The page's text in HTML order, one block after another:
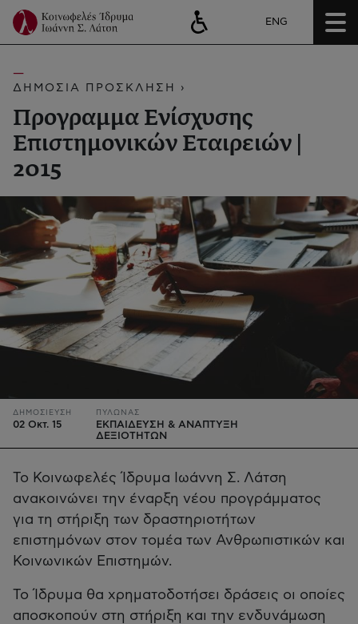
ENG
ΔΗΜΟΣΙΑ ΠΡΟΣΚΛΗΣΗ ›
Προγραμμα Ενίσχυσης
Επιστημονικών Εταιρειών |
2015
ΔΗΜΟΣΙΕΥΣΗ
02 Οκτ. 15
ΠΥΛΩΝΑΣ
ΕΚΠΑΙΔΕΥΣΗ & ΑΝΑΠΤΥΞΗ
ΔΕΞΙΟΤΗΤΩΝ
Το Κοινωφελές Ίδρυμα Ιωάννη Σ. Λάτση
ανακοινώνει την έναρξη νέου προγράμματος
για τη στήριξη των δραστηριοτήτων
επιστημόνων στον τομέα των Ανθρωπιστικών και
Κοινωνικών Επιστημών.
Το Ίδρυμα θα χρηματοδοτήσει δράσεις οι οποίες
αποσκοπούν στη στήριξη και την ενδυνάμωση